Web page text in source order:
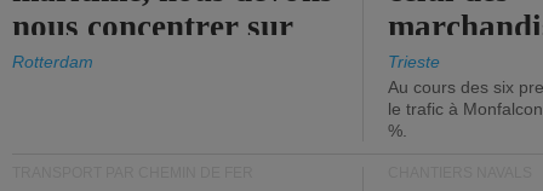
nous concentrer sur
les ports.
Rotterdam
diminue.
Trieste
Au cours des six
le trafic à
%.